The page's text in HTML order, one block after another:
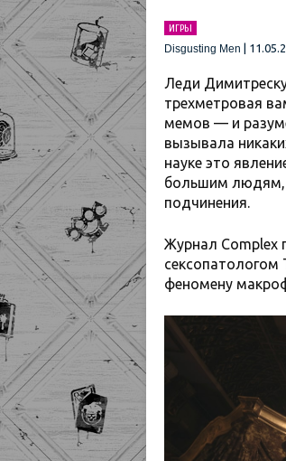
ИГРЫ
Disgusting Men
Леди
трехметровая
мемов — и
вызывала
науке это
большим людям,
подчинения.
Журнал Complex
феномену